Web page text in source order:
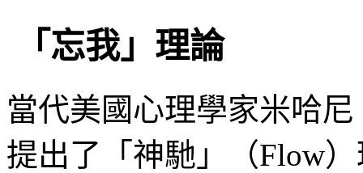
「忘我」理論
當代美國心理學家米哈
提出了「神馳」（Flow